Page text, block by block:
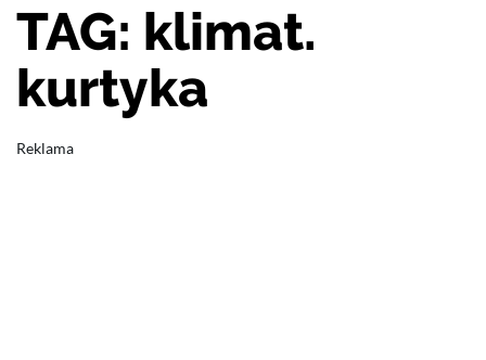
TAG: klimat.
kurtyka
Reklama